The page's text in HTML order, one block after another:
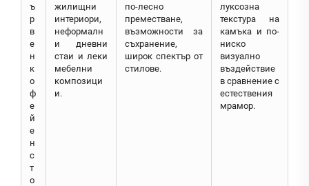
ъ
р
в
е
н
к
о
ф
е
й
е
н
с
т
о
жилищни
интериори,
неформалн
и дневни
стаи и леки
мебелни
композици
и.
по-лесно
преместване,
възможности за
съхранение,
широк спектър от
стилове.
луксозна
текстура на
камъка и по-
ниско
визуално
въздействие
в сравнение с
естествения
мрамор.